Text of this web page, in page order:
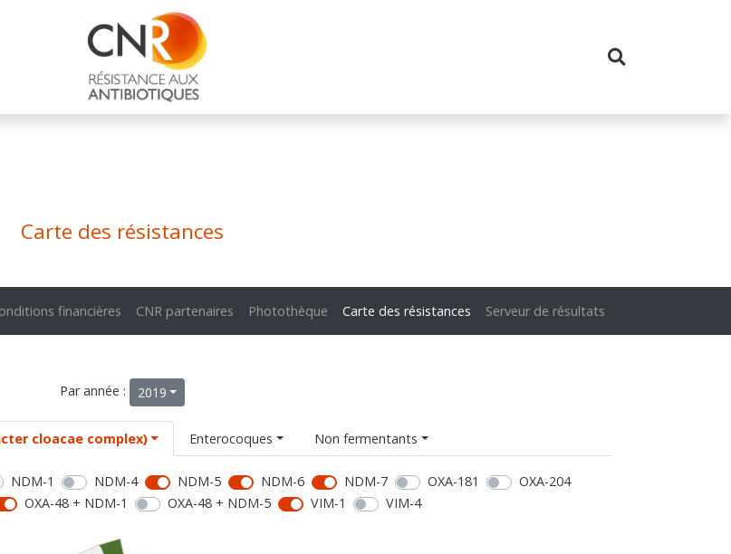
Carte des résistances
financières CNR partenaires Photothèque Carte des résistances Serveur de résultats
Par année : 2019
cloacae complex) Enterocoques Non fermentants
NDM-1 NDM-4 NDM-5 NDM-6 NDM-7 OXA-181
OXA-204
OXA-48 + NDM-1 OXA-48 + NDM-5 VIM-1 VIM-4